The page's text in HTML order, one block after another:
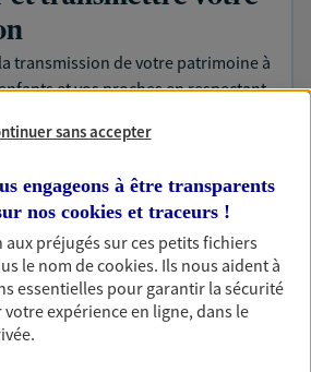
transmission de votre patrimoine à
et vos proches en respectant
et protéger vos
aux aléas de la vie
prévoyance, sécurisez vos
vos proches en cas d'accident,
ou de décès.
sans accepter
engageons à être transparents
nos cookies et traceurs !
préjugés sur ces petits fichiers
le nom decookies. Ils nous aident à
essentielles pour garantir la sécurité
expérience en ligne, dans le